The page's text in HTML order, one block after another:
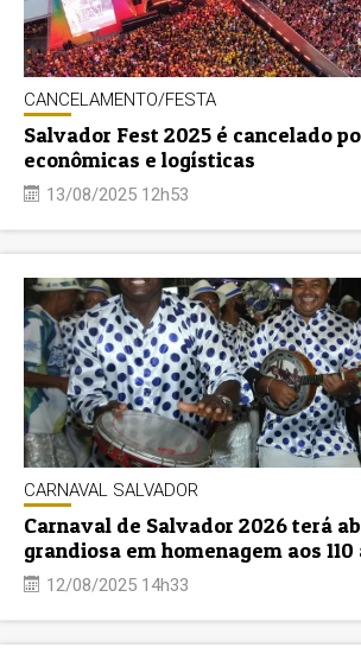
CANCELAMENTO/FESTA
Salvador Fest 2025 é cancelado
econômicas e logísticas
13/08/2025 12h53
CARNAVAL SALVADOR
Carnaval de Salvador 2026 terá
grandiosa em homenagem aos
12/08/2025 14h33